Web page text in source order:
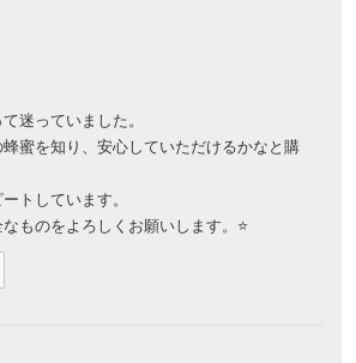
迷っていました。
蜜を知り、安心していただけるかなと購
トしています。
ものをよろしくお願いします。⭐️
しま屋で初めてお買い物をされる方
円以上のお買い物でご利用いただけます
ーポンとの併用はできません
ンのご利用方法はこちら >>